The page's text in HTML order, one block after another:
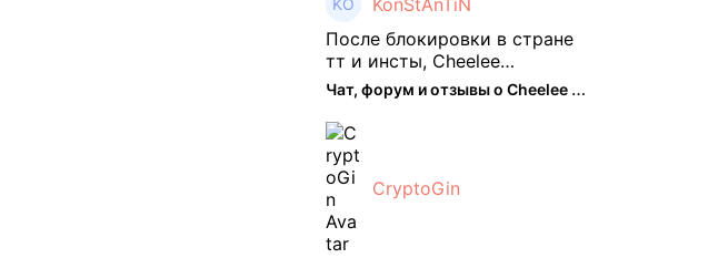
После блокировки в стране
тт и инсты, Cheelee
пришелся как нельзя кстати.
Классно что его можно
юзать без так уже всем
надоевшего vpn. Сейчас
просто чилю и наслаждаюсь
др ...
Чат, форум и отзывы о Cheelee (CHEELEE) - The Hedger
CryptoGin